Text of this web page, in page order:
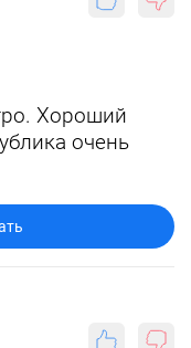
Хороший
очень